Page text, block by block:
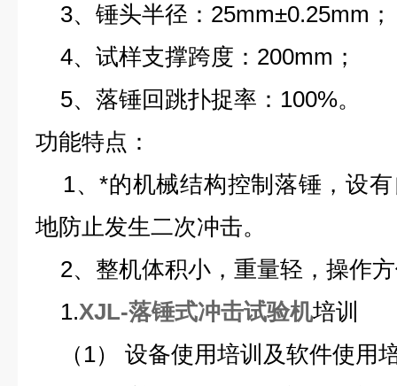
3、锤头半径：25mm±0.25mm；
4、试样支撑跨度：200mm；
5、落锤回跳扑捉率：100%。
功能特点：
1、*的机械结构控制落锤，设
地防止发生二次冲击。
2、整机体积小，重量轻，操作
1.XJL-落锤式冲击试验机培训
（1） 设备使用培训及软件使用